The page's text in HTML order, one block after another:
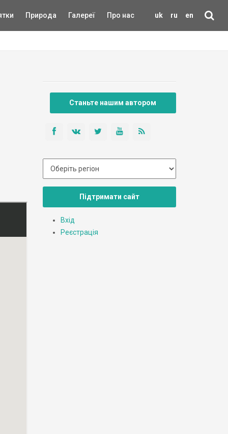
uk ru en
Природа Галереї Про нас
Станьте нашим автором
Підтримати сайт
Вхід
Реєстрація